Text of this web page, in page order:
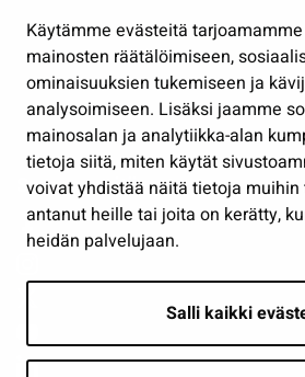
Käytämme evästeitä
mainosten räätälöimiseen,
ominaisuuksien tukemiseen ja
analysoimiseen. Lisäksi jaamme
mainosalan ja analytiikka-alan
tietoja siitä, miten käytät
voivat yhdistää näitä tietoja
antanut heille tai joita on kerätty,
heidän palvelujaan.
Salli kaikki
Työ ja yrittäminen
Osallistu ja asioi
Näytä omat evästeasetukseni
Seuraa meitä